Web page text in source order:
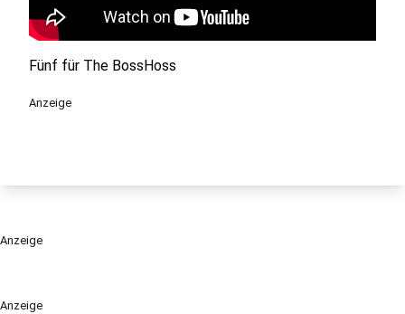
Anzeige
Fünf für The BossHoss
Anzeige
Anzeige